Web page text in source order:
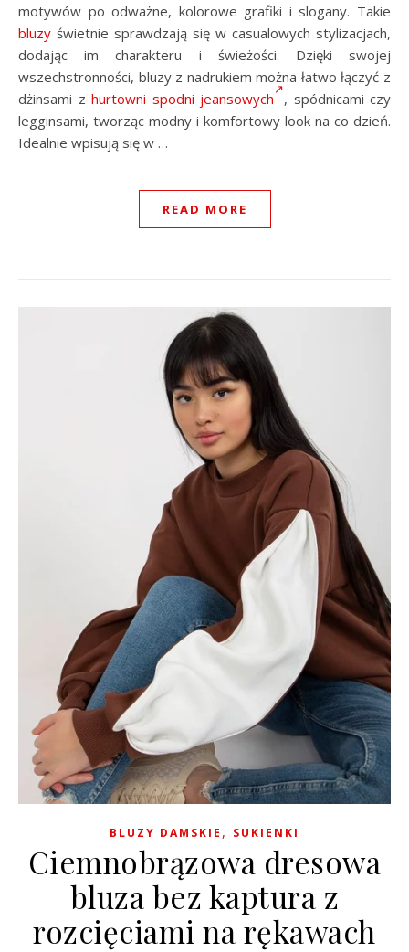
motywów po odważne, kolorowe grafiki i slogany. Takie
bluzy świetnie sprawdzają się w casualowych stylizacjach,
dodając im charakteru i świeżości. Dzięki swojej
wszechstronności, bluzy z nadrukiem można łatwo łączyć z
dżinsami z hurtowni spodni jeansowych
, spódnicami czy
legginsami, tworząc modny i komfortowy look na co dzień.
Idealnie wpisują się w …
READ MORE
BLUZY DAMSKIE , SUKIENKI
Ciemnobrązowa dresowa
bluza bez kaptura z
rozcięciami na rękawach